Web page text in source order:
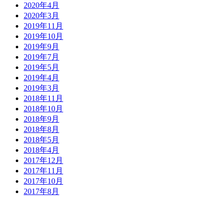
2020年4月
2020年3月
2019年11月
2019年10月
2019年9月
2019年7月
2019年5月
2019年4月
2019年3月
2018年11月
2018年10月
2018年9月
2018年8月
2018年5月
2018年4月
2017年12月
2017年11月
2017年10月
2017年8月